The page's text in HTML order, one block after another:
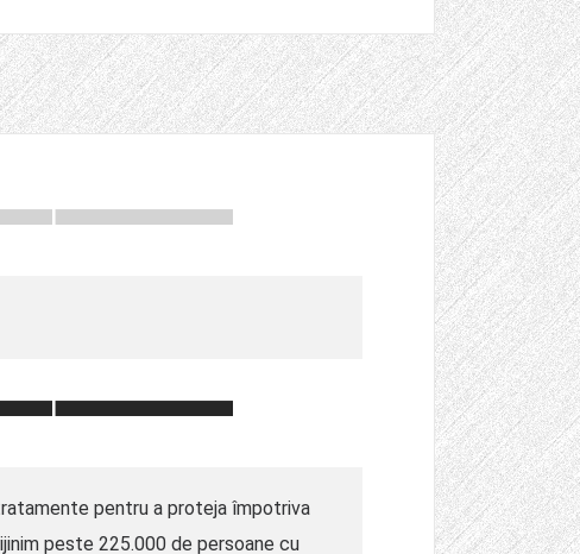
pentru a proteja împotriva
peste 225.000 de persoane cu